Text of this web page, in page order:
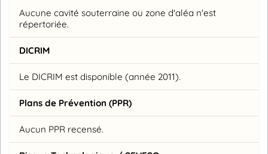
Aucune cavité souterraine ou zone d'aléa n'est
répertoriée.
DICRIM
Le DICRIM est disponible (année 2011).
Plans de Prévention (PPR)
Aucun PPR recensé.